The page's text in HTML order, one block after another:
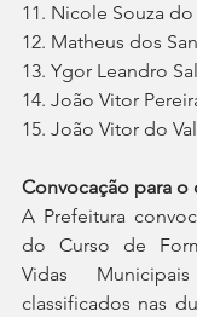
11. Nicole Souza
12. Matheus dos
13. Ygor Leandro
14. João Vitor
15. João Vitor do
Convocação para
A Prefeitura
do Curso de
Vidas
classificados nas